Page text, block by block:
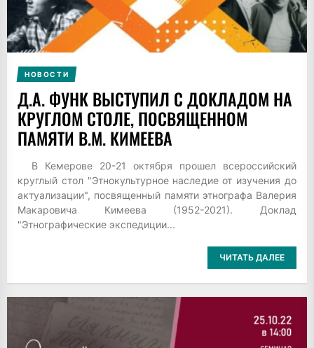
НОВОСТИ
Д.А. ФУНК ВЫСТУПИЛ С ДОКЛАДОМ НА
КРУГЛОМ СТОЛЕ, ПОСВЯЩЕННОМ
ПАМЯТИ В.М. КИМЕЕВА
В Кемерове 20-21 октября прошел всероссийский
круглый стол "Этнокультурное наследие от изучения до
актуализации", посвященный памяти этнографа Валерия
Макаровича Кимеева (1952-2021). Доклад
"Этнографические экспедиции...
ЧИТАТЬ ДАЛЕЕ